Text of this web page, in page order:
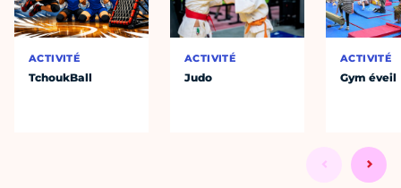
ACTIVITÉ
TchoukBall
ACTIVITÉ
Judo
ACTIVITÉ
Gym éveil